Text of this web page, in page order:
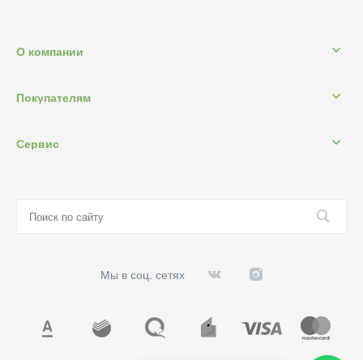
О компании
Покупателям
Сервис
Мы в соц. сетях